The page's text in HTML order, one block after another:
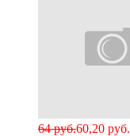
60,20 руб.
64 руб.